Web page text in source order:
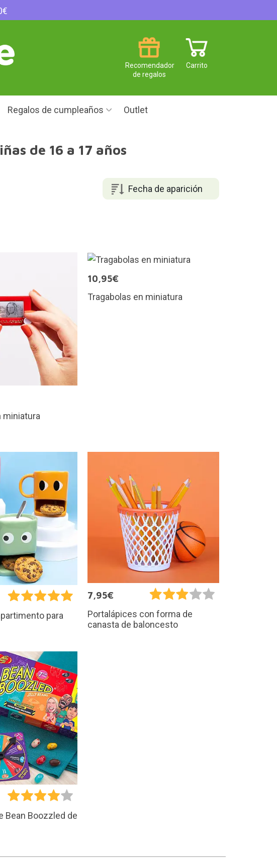
Carrito
Recomendador
de regalos
Regalos de cumpleaños Outlet
de 16 a 17 años
Fecha de aparición
miniatura
10,95€
Tragabolas en miniatura
para
7,95€
Portalápices con forma de
canasta de baloncesto
Bean Boozzled de